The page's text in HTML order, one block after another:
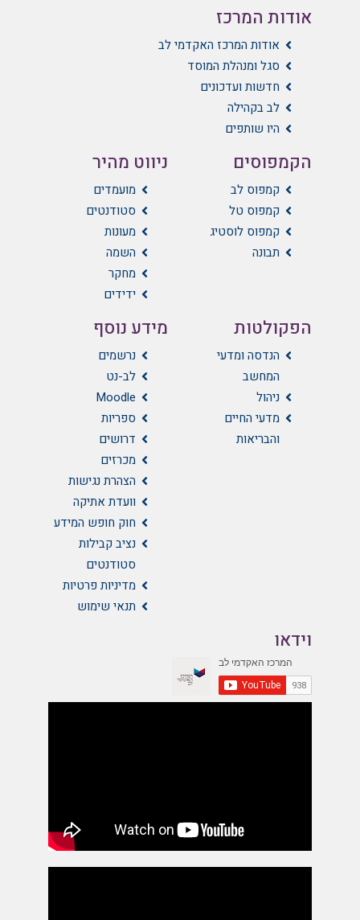
אודות המרכז
אודות המרכז האקדמי לב
סגל ומנהלת המוסד
חדשות ועדכונים
לב בקהילה
היו שותפים
הקמפוסים
קמפוס לב
קמפוס טל
קמפוס לוסטיג
תבונה
הפקולטות
הנדסה ומדעי
המחשב
ניהול
מדעי החיים
והבריאות
ניווט מהיר
מועמדים
סטודנטים
מעונות
השמה
מחקר
ידידים
מידע נוסף
נרשמים
לב-נט
Moodle
ספריות
דרושים
מכרזים
הצהרת נגישות
וועדת אתיקה
חוק חופש המידע
נציב קבילות
סטודנטים
מדיניות פרטיות
תנאי שימוש
וידאו